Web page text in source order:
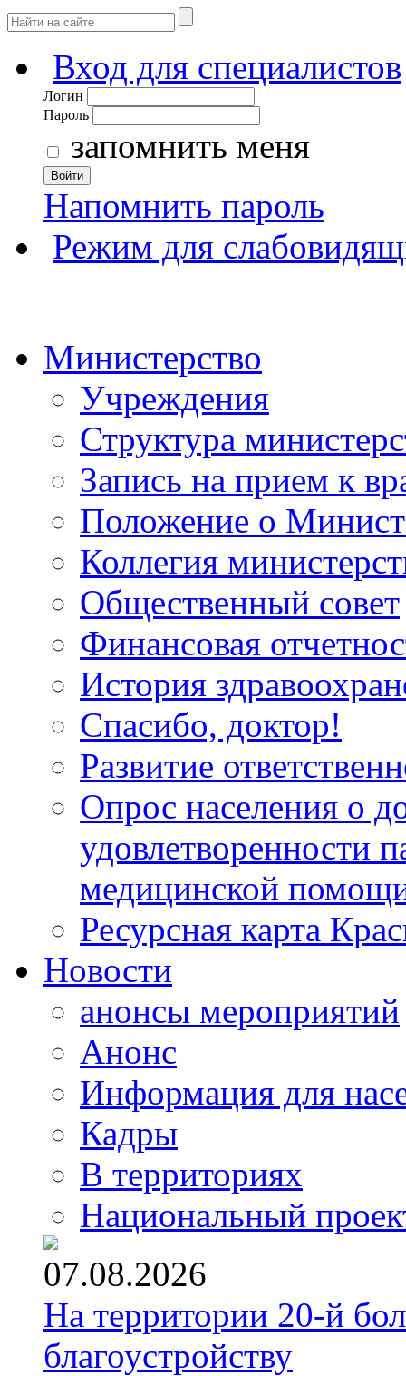
Вход для специалистов
Логин
Пароль
запомнить меня
Войти
Напомнить пароль
Режим для
Министерство
Учреждения
Структура
Запись на прием к
Положение о
Коллегия
Общественный совет
Финансовая
История
Спасибо, доктор!
Развитие
Опрос населения о
удовлетворенности
медицинской
Ресурсная карта
Новости
анонсы мероприятий
Анонс
Информация для
Кадры
В территориях
Национальный
07.08.2026
На территории 20-й
благоустройству